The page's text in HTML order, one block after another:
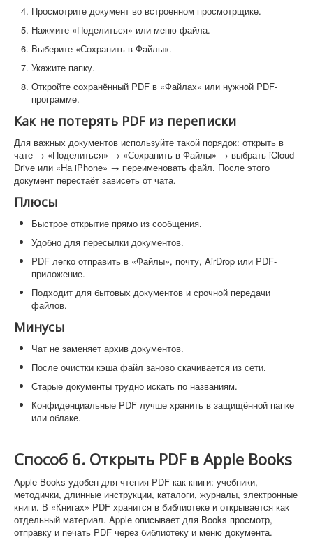
Просмотрите документ во встроенном просмотрщике.
Нажмите «Поделиться» или меню файла.
Выберите «Сохранить в Файлы».
Укажите папку.
Откройте сохранённый PDF в «Файлах» или нужной PDF-
программе.
Как не потерять PDF из переписки
Для важных документов используйте такой порядок: открыть в
чате → «Поделиться» → «Сохранить в Файлы» → выбрать iCloud
Drive или «На iPhone» → переименовать файл. После этого
документ перестаёт зависеть от чата.
Плюсы
Быстрое открытие прямо из сообщения.
Удобно для пересылки документов.
PDF легко отправить в «Файлы», почту, AirDrop или PDF-
приложение.
Подходит для бытовых документов и срочной передачи
файлов.
Минусы
Чат не заменяет архив документов.
После очистки кэша файл заново скачивается из сети.
Старые документы трудно искать по названиям.
Конфиденциальные PDF лучше хранить в защищённой папке
или облаке.
Способ 6. Открыть PDF в Apple Books
Apple Books удобен для чтения PDF как книги: учебники,
методички, длинные инструкции, каталоги, журналы, электронные
книги. В «Книгах» PDF хранится в библиотеке и открывается как
отдельный материал. Apple описывает для Books просмотр,
отправку и печать PDF через библиотеку и меню документа.